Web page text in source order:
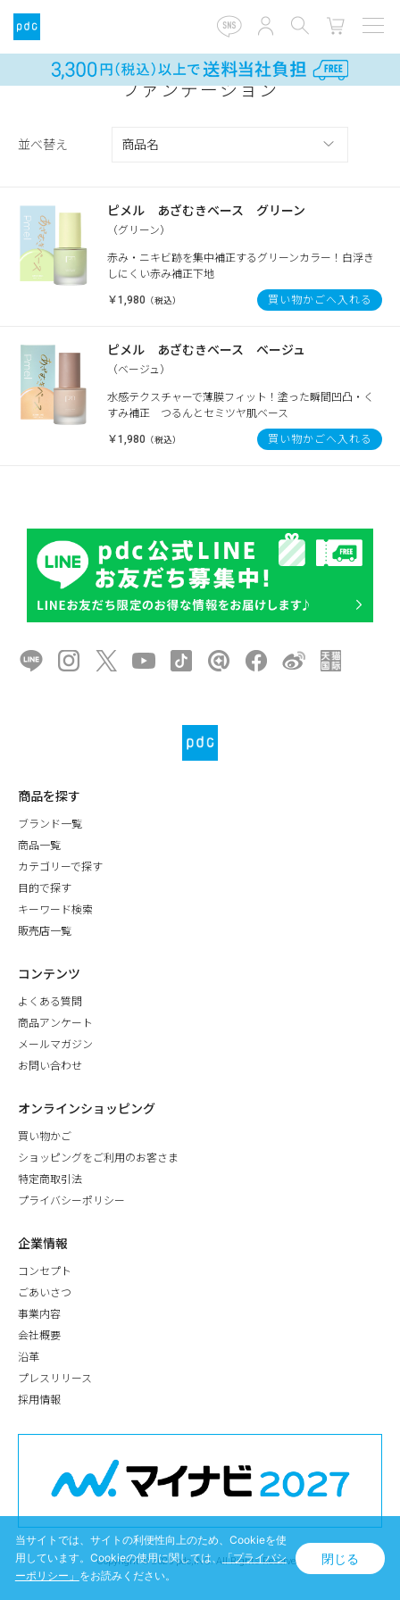
ファンデーション
並べ替え
ピメル あざむきベース グリーン
（グリーン）
赤み・ニキビ跡を集中補正するグリーンカラー！白浮き
しにくい赤み補正下地
￥1,980 （税込） 買い物かごへ入れる
ピメル あざむきベース ベージュ
（ベージュ）
水感テクスチャーで薄膜フィット！塗った瞬間凹凸・く
すみ補正 つるんとセミツヤ肌ベース
￥1,980 （税込） 買い物かごへ入れる
商品を探す
ブランド一覧
商品一覧
カテゴリーで探す
目的で探す
キーワード検索
販売店一覧
コンテンツ
よくある質問
商品アンケート
メールマガジン
お問い合わせ
オンラインショッピング
買い物かご
ショッピングをご利用のお客さま
特定商取引法
プライバシーポリシー
企業情報
コンセプト
ごあいさつ
事業内容
会社概要
沿革
プレスリリース
採用情報
Copyright © 2026 pdc,INC. All Rights Reserved.
当サイトでは、サイトの利便性向上のため、Cookieを使
用しています。Cookieの使用に関しては、 「プライバシ
ーポリシー」 をお読みください。
閉じる